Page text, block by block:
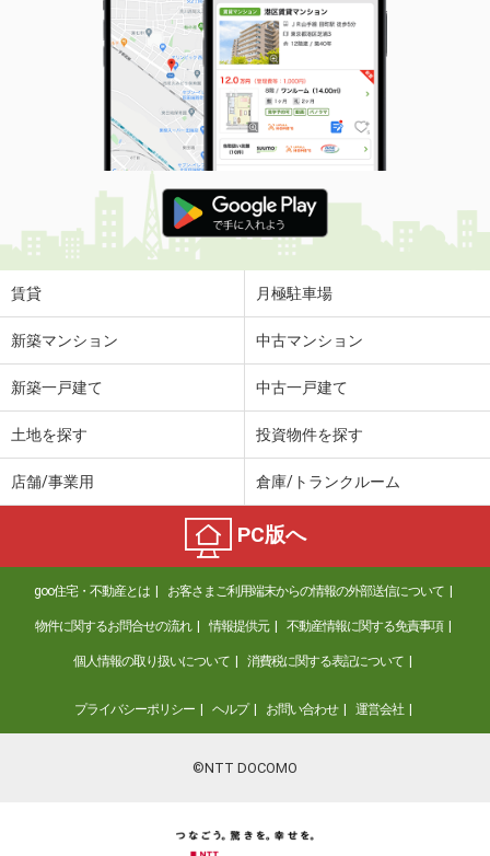
賃貸 月極駐車場
新築マンション 中古マンション
新築一戸建て 中古一戸建て
土地を探す 投資物件を探す
店舗/事業用 倉庫/トランクルーム
PC版へ
goo住宅・不動産とは お客さまご利用端末からの情報の外部送信について
物件に関するお問合せの流れ 情報提供元 不動産情報に関する免責事項
個人情報の取り扱いについて 消費税に関する表記について
プライバシーポリシー ヘルプ お問い合わせ 運営会社
©NTT DOCOMO